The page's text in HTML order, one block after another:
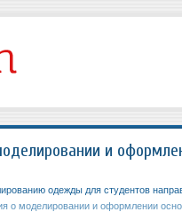
и
одежды для студентов
о моделировании и оформлении